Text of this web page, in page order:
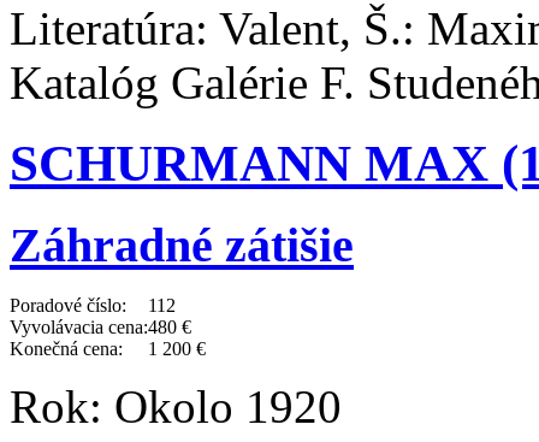
Literatúra: Valent, Š.:
Katalóg Galérie F.
SCHURMANN MAX
Záhradné zátišie
Poradové číslo:
112
Vyvolávacia cena:480 €
Konečná cena:
1 200 €
Rok: Okolo 1920